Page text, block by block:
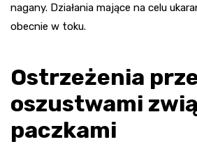
nagany. Działania mające na celu
obecnie w toku.
Ostrzeżenia
oszustwami
paczkami